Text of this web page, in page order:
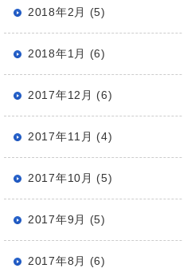
2018年2月 (5)
2018年1月 (6)
2017年12月 (6)
2017年11月 (4)
2017年10月 (5)
2017年9月 (5)
2017年8月 (6)